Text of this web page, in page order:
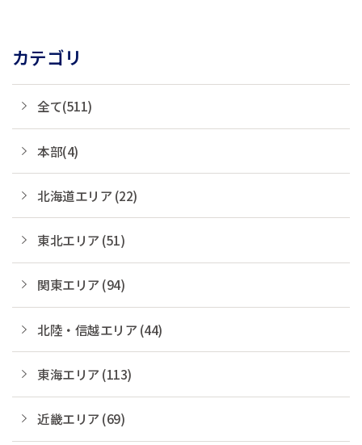
カテゴリ
全て(511)
本部(4)
北海道エリア (22)
東北エリア (51)
関東エリア (94)
北陸・信越エリア (44)
東海エリア (113)
近畿エリア (69)